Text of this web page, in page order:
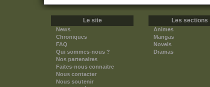
Le site
News
Chroniques
FAQ
Qui sommes-nous ?
Nos partenaires
Faites-nous connaitre
Nous contacter
Nous soutenir
Les sections
Animes
Mangas
Novels
Dramas